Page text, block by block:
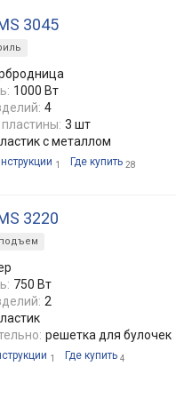
3045
1000 Вт
4
3 шт
с металлом
1 Где купить 28
3220
750 Вт
2
решетка для булочек
1 Где купить 4